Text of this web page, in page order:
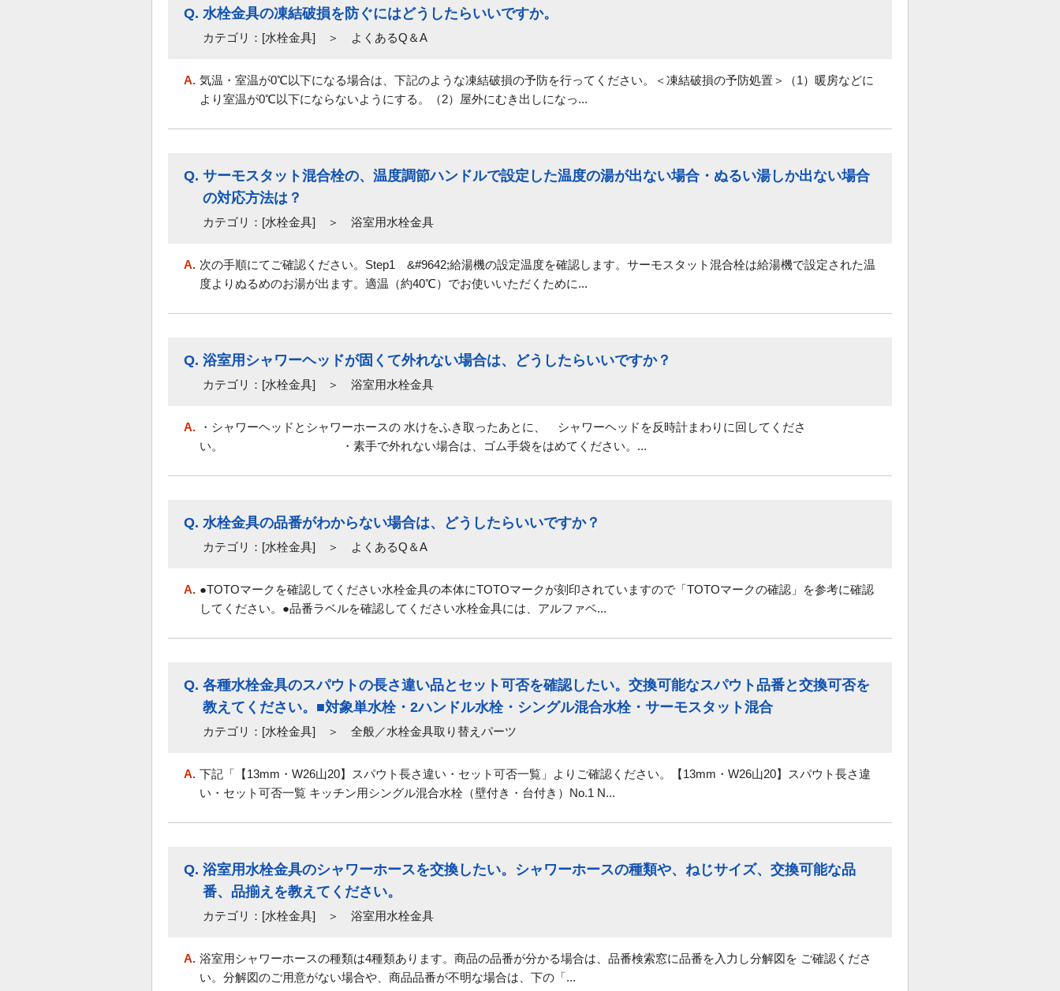
Q. 水栓金具の凍結破損を防ぐにはどうしたらいいですか。
カテゴリ：[水栓金具] ＞ よくあるQ＆A
A. 気温・室温が0℃以下になる場合は、下記のような凍結破損の予防を行ってください。＜凍結破損の予防処置＞（1）暖房などに
より室温が0℃以下にならないようにする。（2）屋外にむき出しになっ...
Q. サーモスタット混合栓の、温度調節ハンドルで設定した温度の湯が出ない場合・ぬるい湯しか出ない場合
の対応方法は？
カテゴリ：[水栓金具] ＞ 浴室用水栓金具
A. 次の手順にてご確認ください。Step1 &#9642;給湯機の設定温度を確認します。サーモスタット混合栓は給湯機で設定された温
度よりぬるめのお湯が出ます。適温（約40℃）でお使いいただくために...
Q. 浴室用シャワーヘッドが固くて外れない場合は、どうしたらいいですか？
カテゴリ：[水栓金具] ＞ 浴室用水栓金具
A.
・シャワーヘッドとシャワーホースの 水けをふき取ったあとに、 シャワーヘッドを反時計まわりに回してくださ
い。 ・素手で外れない場合は、ゴム手袋をはめてください。...
Q. 水栓金具の品番がわからない場合は、どうしたらいいですか？
カテゴリ：[水栓金具] ＞ よくあるQ＆A
A. ●TOTOマークを確認してください水栓金具の本体にTOTOマークが刻印されていますので「TOTOマークの確認」を参考に確認
してください。●品番ラベルを確認してください水栓金具には、アルファベ...
Q. 各種水栓金具のスパウトの長さ違い品とセット可否を確認したい。交換可能なスパウト品番と交換可否を
教えてください。■対象単水栓・2ハンドル水栓・シングル混合水栓・サーモスタット混合
カテゴリ：[水栓金具] ＞ 全般／水栓金具取り替えパーツ
A. 下記「【13mm・W26山20】スパウト長さ違い・セット可否一覧」よりご確認ください。【13mm・W26山20】スパウト長さ違
い・セット可否一覧 キッチン用シングル混合水栓（壁付き・台付き）No.1 N...
Q. 浴室用水栓金具のシャワーホースを交換したい。シャワーホースの種類や、ねじサイズ、交換可能な品
番、品揃えを教えてください。
カテゴリ：[水栓金具] ＞ 浴室用水栓金具
A. 浴室用シャワーホースの種類は4種類あります。商品の品番が分かる場合は、品番検索窓に品番を入力し分解図を ご確認くださ
い。分解図のご用意がない場合や、商品品番が不明な場合は、下の「...